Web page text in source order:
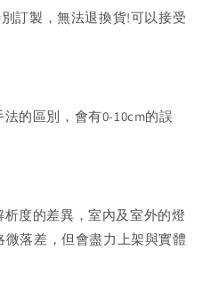
別訂製，無法退換貨!可以接受
的區別，會有0-10cm的誤
度的差異，室內及室外的燈
落差，但會盡力上架與實體